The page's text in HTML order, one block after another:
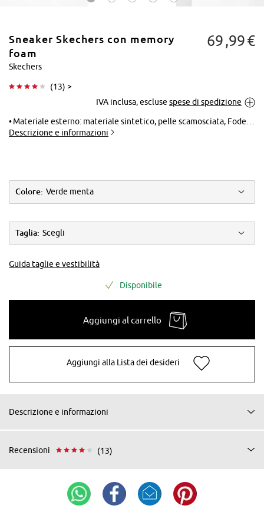
ingrandire
Sneaker Skechers con memory
foam
Skechers
(13) >
69 99€
IVA inclusa, escluse spese di spedizione
Materiale esterno: materiale sintetico, pelle scamosciata, Fodera: 100% poliestere, Suola: materiale sintetico, Soletta: 100% poliestere
Descrizione e informazioni
Colore: Verde menta
Taglia: Scegli
Guida taglie e vestibilità
Disponibile
Aggiungi al carrello
Aggiungi alla Lista dei desideri
Descrizione e informazioni
Recensioni (13)